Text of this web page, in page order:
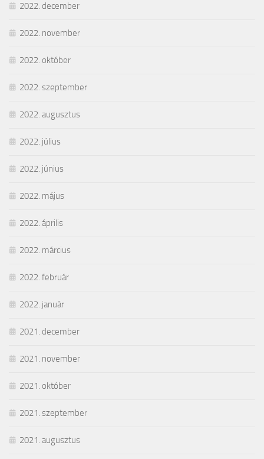
2022. december
2022. november
2022. október
2022. szeptember
2022. augusztus
2022. július
2022. június
2022. május
2022. április
2022. március
2022. február
2022. január
2021. december
2021. november
2021. október
2021. szeptember
2021. augusztus